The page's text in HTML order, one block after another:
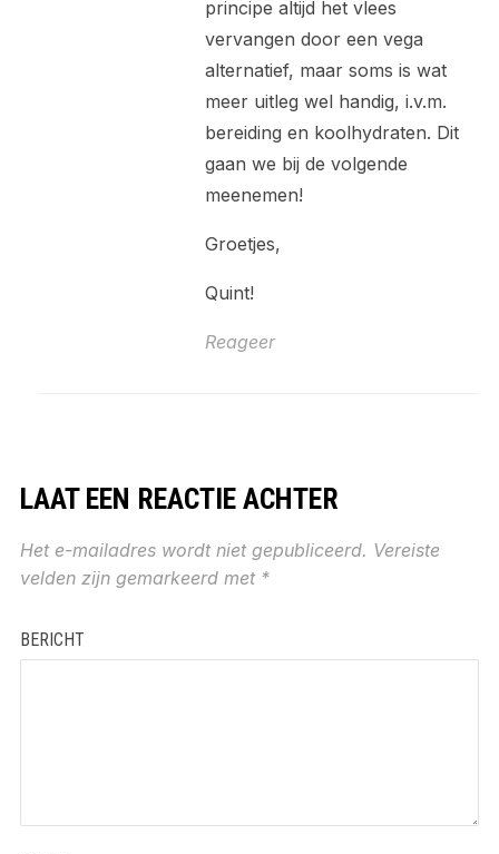
principe altijd het vlees
vervangen door een vega
alternatief, maar soms is wat
meer uitleg wel handig, i.v.m.
bereiding en koolhydraten. Dit
gaan we bij de volgende
meenemen!
Groetjes,
Quint!
Reageer
LAAT EEN REACTIE ACHTER
Het e-mailadres wordt niet gepubliceerd. Vereiste
velden zijn gemarkeerd met *
BERICHT